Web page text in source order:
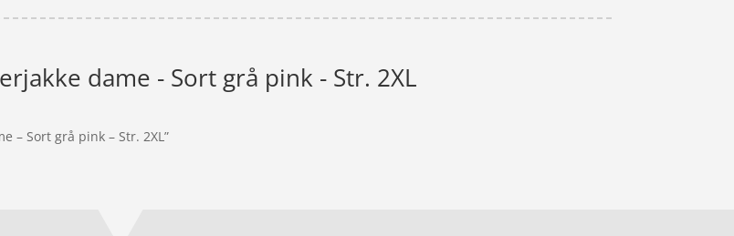
dame - Sort grå pink - Str. 2XL
– Sort grå pink – Str. 2XL”